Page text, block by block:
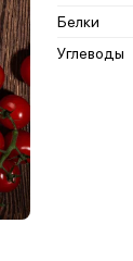
Белки
Углеводы